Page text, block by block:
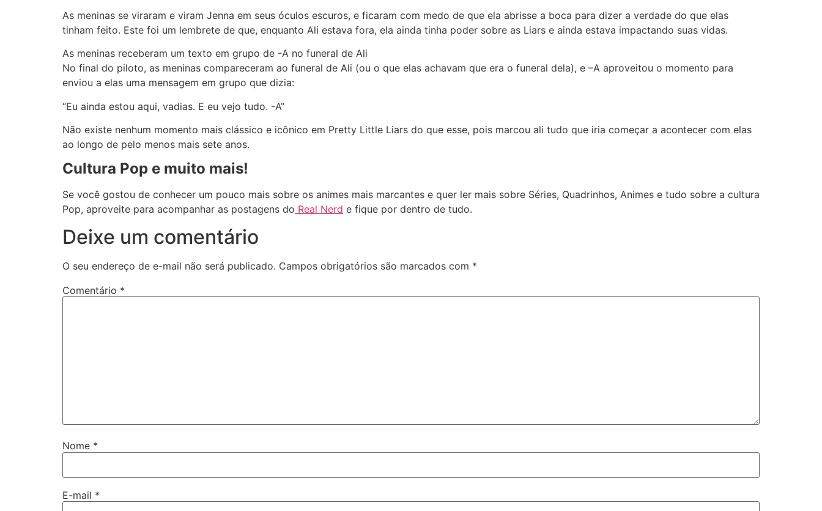
As meninas se viraram e viram Jenna em seus óculos escuros, e ficaram com medo de que ela abrisse a boca para dizer a verdade do que elas
tinham feito. Este foi um lembrete de que, enquanto Ali estava fora, ela ainda tinha poder sobre as Liars e ainda estava impactando suas vidas.
As meninas receberam um texto em grupo de -A no funeral de Ali
No final do piloto, as meninas compareceram ao funeral de Ali (ou o que elas achavam que era o funeral dela), e –A aproveitou o momento para
enviou a elas uma mensagem em grupo que dizia:
“Eu ainda estou aqui, vadias. E eu vejo tudo. -A”
Não existe nenhum momento mais clássico e icônico em Pretty Little Liars do que esse, pois marcou ali tudo que iria começar a acontecer com elas
ao longo de pelo menos mais sete anos.
Cultura Pop e muito mais!
Se você gostou de conhecer um pouco mais sobre os animes mais marcantes e quer ler mais sobre Séries, Quadrinhos, Animes e tudo sobre a cultura
Pop, aproveite para acompanhar as postagens do Real Nerd e fique por dentro de tudo.
Deixe um comentário
O seu endereço de e-mail não será publicado. Campos obrigatórios são marcados com *
Comentário *
Nome *
E-mail *